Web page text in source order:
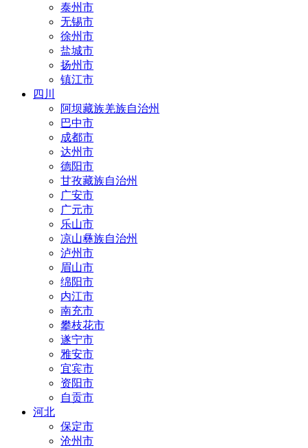
泰州市
无锡市
徐州市
盐城市
扬州市
镇江市
四川
阿坝藏族羌族自治州
巴中市
成都市
达州市
德阳市
甘孜藏族自治州
广安市
广元市
乐山市
凉山彝族自治州
泸州市
眉山市
绵阳市
内江市
南充市
攀枝花市
遂宁市
雅安市
宜宾市
资阳市
自贡市
河北
保定市
沧州市